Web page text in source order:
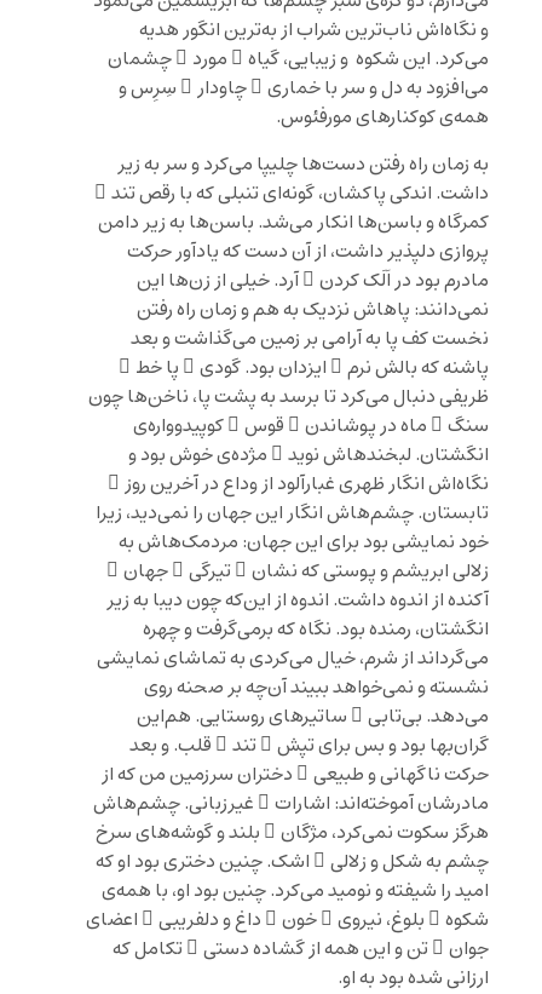
و نگاه‌اش ناب‌ترین شراب از به‌ترین انگور هدیه
می‌کرد. این شکوه و زیبایی، گیاه ِ مورد ِ چشمان
می‌افزود به دل و سر با خماری ِ چاودار ِ سِرِس و
همه‌ی کوکنارهای مورفئوس.
به زمان راه رفتن دست‌ها چلیپا می‌کرد و سر به زیر
داشت. اندکی پاکشان، گونه‌ای تنبلی که با رقص تند ِ
کمرگاه و باسن‌ها انکار می‌شد. باسن‌ها به زیر دامن
پروازی دلپذیر داشت، از آن دست که یادآور حرکت
مادرم بود در اَلَک کردن ِ آرد. خیلی از زن‌ها این
نمی‌دانند: پاهاش نزدیک به هم و زمان راه رفتن
نخست کف پا به آرامی بر زمین می‌گذاشت و بعد
پاشنه که بالش نرم ِ ایزدان بود. گودی ِ پا خط ِ
ظریفی دنبال می‌کرد تا برسد به پشت پا، ناخن‌ها چون
سنگ ِ ماه در پوشاندن ِ قوس ِ کوپیدوواره‌ی
انگشتان. لبخندهاش نوید ِ مژده‌ی خوش بود و
نگاه‌اش انگار ظهری غبارآلود از وداع در آخرین روز ِ
تابستان. چشم‌هاش انگار این جهان را نمی‌دید، زیرا
خود نمایشی بود برای این جهان: مردمک‌هاش به
زلالی ابریشم و پوستی که نشان ِ تیرگی ِ جهان ِ
آکنده از اندوه داشت. اندوه از این‌که چون دیبا به زیر
انگشتان، رمنده بود. نگاه که برمی‌گرفت و چهره
می‌گرداند از شرم، خیال می‌کردی به تماشای نمایشی
نشسته و نمی‌خواهد ببیند آن‌چه بر صحنه روی
می‌دهد. بی‌تابی ِ ساتیرهای روستایی. هم‌این
گران‌بها بود و بس برای تپش ِ تند ِ قلب. و بعد
حرکت ناگهانی و طبیعی ِ دختران سرزمین من که از
مادرشان آموخته‌اند: اشارات ِ غیرزبانی. چشم‌هاش
هرگز سکوت نمی‌کرد، مژگان ِ بلند و گوشه‌های سرخ
چشم به شکل و زلالی ِ اشک. چنین دختری بود او که
امید را شیفته و نومید می‌کرد. چنین بود او، با همه‌ی
شکوه ِ بلوغ، نیروی ِ خون ِ داغ و دلفریبی ِ اعضای
جوان ِ تن و این همه از گشاده دستی ِ تکامل که
ارزانی شده بود به او.